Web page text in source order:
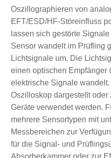
Oszillographieren von
EFT/ESD/HF-Störeinfluss
lassen sich gestörte
Sensor wandelt im Prüfling
Lichtsignale um. Die
einen optischen Empfänger
elektrische Signale
Oszilloskop dargestellt oder
Geräte verwendet werden.
mehrere Sensortypen mit
Messbereichen zur
für die Signal- und
Absorberkammer oder zur